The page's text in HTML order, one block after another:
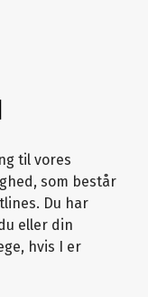
til vores
som består
Du har
eller din
hvis I er